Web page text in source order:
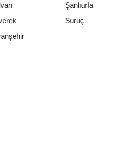
Şanlıurfa
Suruç